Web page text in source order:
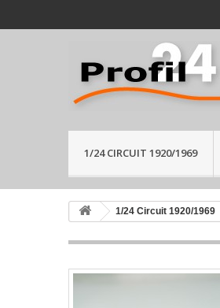
1/24 CIRCUIT 1920/1969
1/24 Circuit 1920/1969